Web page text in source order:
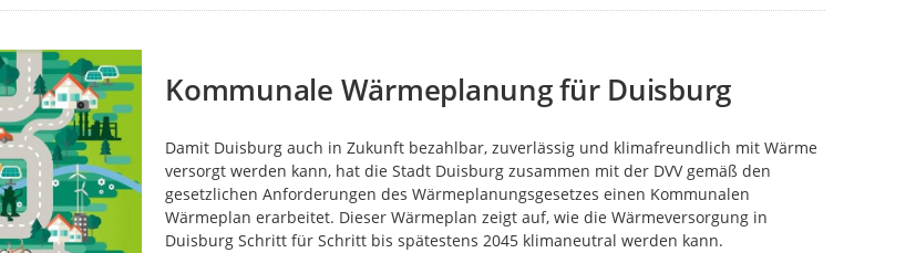
Kommunale Wärmeplanung für Duisburg
Damit Duisburg auch in Zukunft bezahlbar, zuverlässig und klimafreundlich mit Wärme
versorgt werden kann, hat die Stadt Duisburg zusammen mit der DVV gemäß den
gesetzlichen Anforderungen des Wärmeplanungsgesetzes einen Kommunalen
Wärmeplan erarbeitet. Dieser Wärmeplan zeigt auf, wie die Wärmeversorgung in
Duisburg Schritt für Schritt bis spätestens 2045 klimaneutral werden kann.